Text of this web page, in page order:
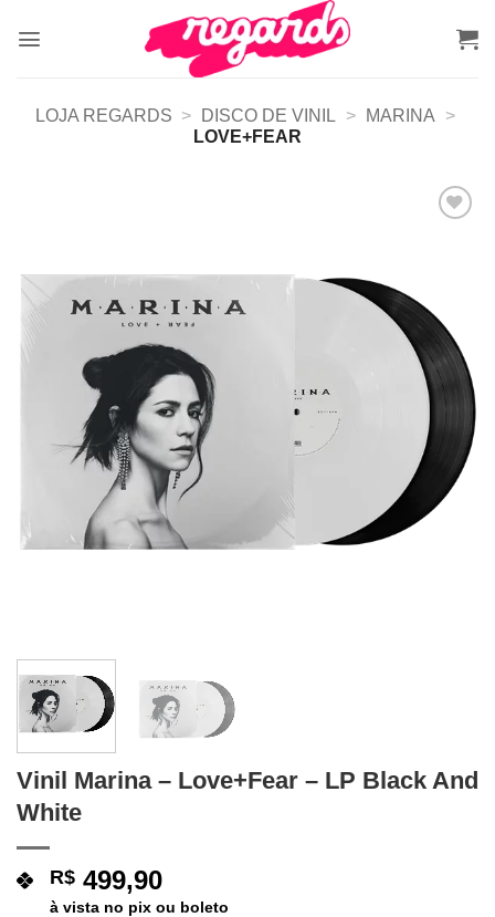
LOJA REGARDS > DISCO DE VINIL > MARINA
>
LOVE+FEAR
Vinil Marina – Love+Fear – LP Black And
White
R$ 499,90
à vista no pix ou boleto